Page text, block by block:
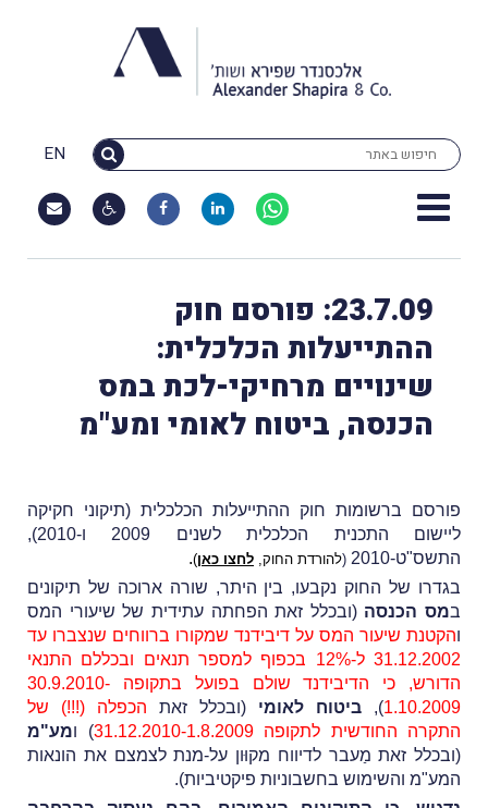
EN
23.7.09: פורסם חוק
ההתייעלות הכלכלית:
שינויים מרחיקי-לכת במס
הכנסה, ביטוח לאומי ומע"מ
פורסם ברשומות חוק ההתייעלות הכלכלית (תיקוני חקיקה
ליישום התכנית הכלכלית לשנים 2009 ו-2010),
התשס"ט-2010
(להורדת החוק, לחצו כאן)
.
בגדרו של החוק נקבעו, בין היתר, שורה ארוכה של תיקונים
במס הכנסה (ובכלל זאת הפחתה עתידית של שיעורי המס
והקטנת שיעור המס על דיבידנד שמקורו ברווחים שנצברו עד
31.12.2002 ל-12% בכפוף למספר תנאים ובכללם התנאי
הדורש, כי הדיבידנד שולם בפועל בתקופה 30.9.2010-
1.10.2009
), ביטוח לאומי (ובכלל זאת הכפלה (!!!) של
התקרה החודשית לתקופה 31.12.2010-1.8.2009
) ומע"מ
(ובכלל זאת מַעבר לדיווח מקוּון על-מנת לצמצם את הונאות
המע"מ והשימוש בחשבוניות פיקטיביות).